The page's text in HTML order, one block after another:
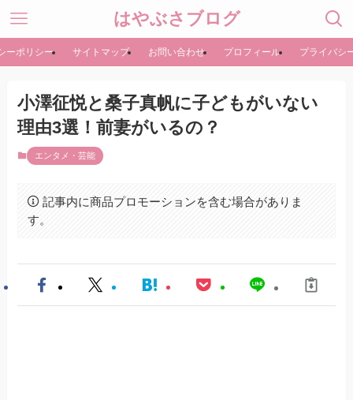
はやぶさブログ
ーポリシー サイトマップ お問い合わせ プロフィール プライバシ
小澤征悦と桑子真帆に子どもがいない
理由3選！前妻がいるの？
エンタメ・芸能
記事内に商品プロモーションを含む場合がありま
す。